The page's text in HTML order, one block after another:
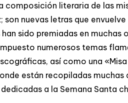
composición literaria de las
nuevas letras que envuelve
sido premiadas en muchas
numerosos temas
así como una
están recopiladas muchas
a la Semana Santa